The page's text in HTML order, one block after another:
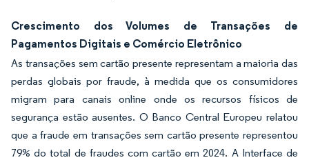
Crescimento dos Volumes de Transações de
Pagamentos Digitais e Comércio Eletrônico
As transações sem cartão presente representam a maioria das
perdas globais por fraude, à medida que os consumidores
migram para canais online onde os recursos físicos de
segurança estão ausentes. O Banco Central Europeu relatou
que a fraude em transações sem cartão presente representou
79% do total de fraudes com cartão em 2024. A Interface de